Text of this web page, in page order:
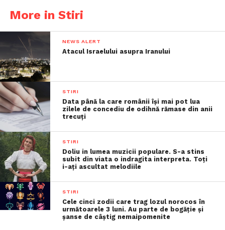
More in Stiri
NEWS ALERT
Atacul Israelului asupra Iranului
STIRI
Data până la care românii îşi mai pot lua
zilele de concediu de odihnă rămase din anii
trecuţi
STIRI
Doliu in lumea muzicii populare. S-a stins
subit din viata o indragita interpreta. Toți
i-ați ascultat melodiile
STIRI
Cele cinci zodii care trag lozul norocos în
următoarele 3 luni. Au parte de bogăție și
șanse de câștig nemaipomenite